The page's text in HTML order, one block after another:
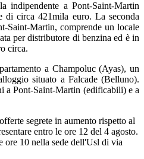
a Pont-Saint-Martin
di circa 421mila euro. La seconda
Saint-Martin, comprende un locale
per distributore di benzina ed è in
circa.
a Champoluc (Ayas), un
situato a Falcade (Belluno).
a Pont-Saint-Martin (edificabili) e a
segrete in aumento rispetto al
entro le ore 12 del 4 agosto.
ore 10 nella sede dell'Usl di via